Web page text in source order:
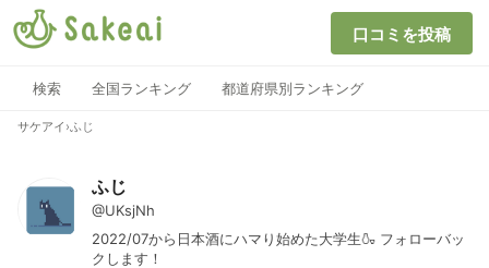
口コミを投稿
検索 全国ランキング 都道府県別ランキング
サケアイ ›ふじ
ふじ
@UKsjNh
2022/07から日本酒にハマり始めた大学生🍶 フォローバッ
クします！